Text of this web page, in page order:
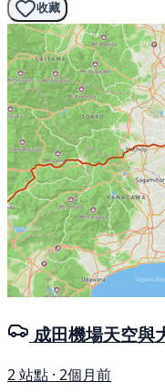
收藏
成田機場天空與
2 站點 · 2個月前